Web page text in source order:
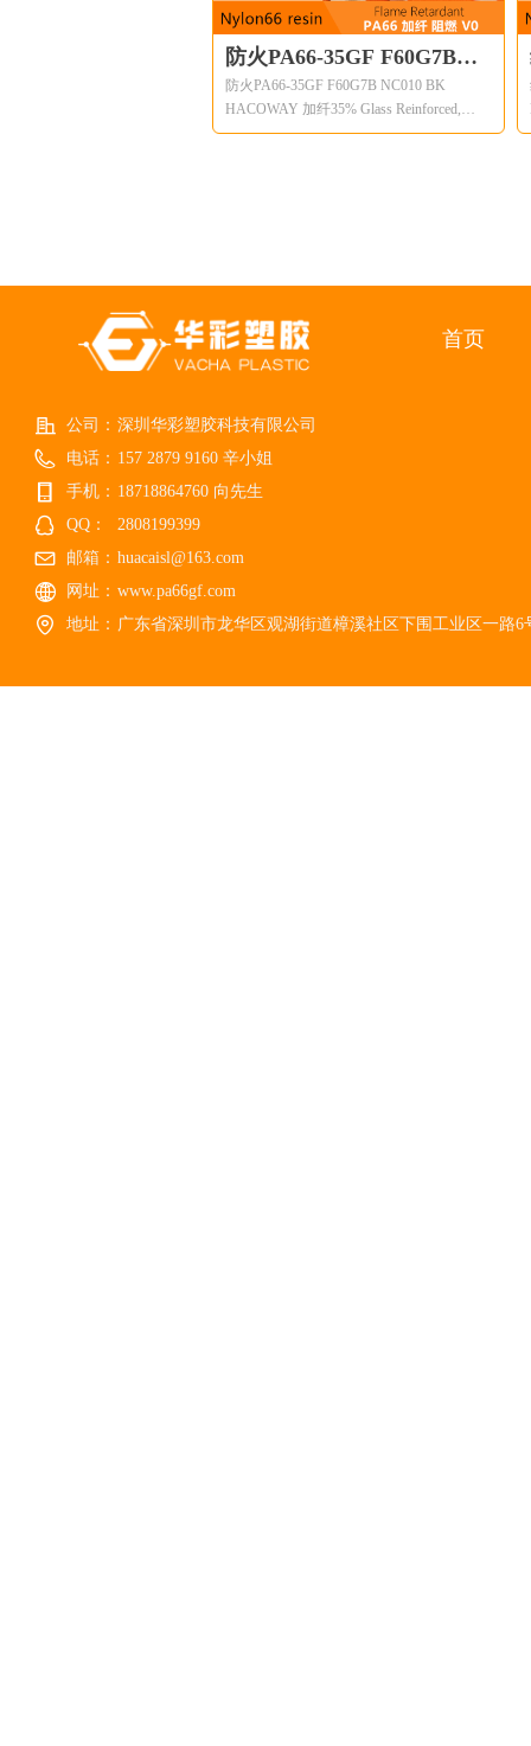
properties,good abrasion and chemical
resistance.
防火PA66-35GF F60G7B
NC010 BK HACOWAY 加纤
防火PA66-35GF F60G7B NC010 BK
HACOWAY 加纤35% Glass Reinforced,
Flame Retardant,Polyamide 66
resin include mechanical and physical
properties such as high mechanical
strength,excellent balance of stiffness and
performance,good electrical and flammability
resistance.
公司： 深圳华彩塑胶科技有限公司
电话： 157 2879 9160 辛小姐
手机： 18718864760 向先生
QQ：
2808199399
邮箱： huacaisl@163.com
网址： www.pa66gf.com
地址： 广东省深圳市龙华区观湖街道樟溪社区下围工业区一路6
首页